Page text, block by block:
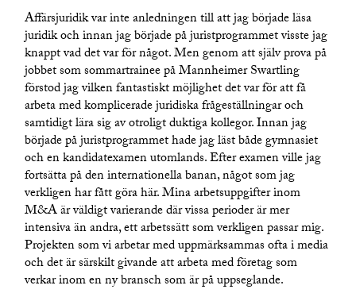
Affärsjuridik var inte anledningen till att jag började läsa
juridik och innan jag började på juristprogrammet visste jag
knappt vad det var för något. Men genom att själv prova på
jobbet som sommartrainee på Mannheimer Swartling
förstod jag vilken fantastiskt möjlighet det var för att få
arbeta med komplicerade juridiska frågeställningar och
samtidigt lära sig av otroligt duktiga kollegor. Innan jag
började på juristprogrammet hade jag läst både gymnasiet
och en kandidatexamen utomlands. Efter examen ville jag
fortsätta på den internationella banan, något som jag
verkligen har fått göra här. Mina arbetsuppgifter inom
M&A är väldigt varierande där vissa perioder är mer
intensiva än andra, ett arbetssätt som verkligen passar mig.
Projekten som vi arbetar med uppmärksammas ofta i media
och det är särskilt givande att arbeta med företag som
verkar inom en ny bransch som är på uppseglande.